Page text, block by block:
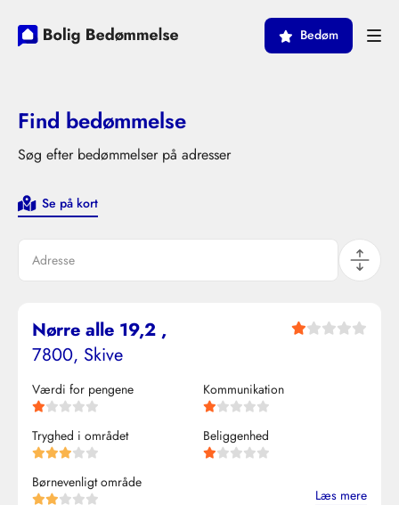
Bedøm
Find bedømmelse
Søg efter bedømmelser på adresser
Se på kort
Bedømmelse
Udlejer eller søgeord
Nørre alle 19,2 ,
7800, Skive
Værdi for pengene Kommunikation
Tryghed i området Beliggenhed
Børnevenligt område
Læs mere